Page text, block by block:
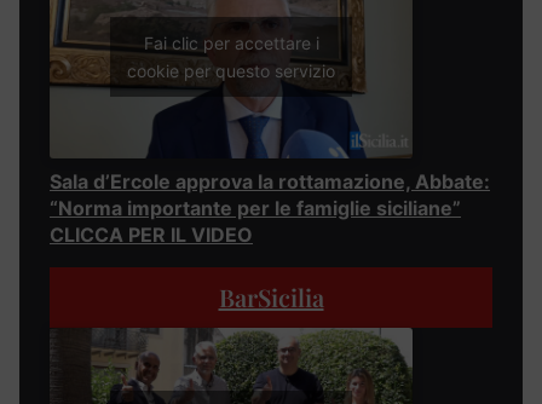
Fai clic per accettare i
cookie per questo servizio
Sala d’Ercole approva la rottamazione, Abbate:
“Norma importante per le famiglie siciliane”
CLICCA PER IL VIDEO
BarSicilia